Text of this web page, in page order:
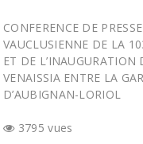
CONFERENCE DE
VAUCLUSIENNE DE LA
ET DE
VENAISSIA ENTRE LA
D’AUBIGNAN-LORIOL
3795 vues